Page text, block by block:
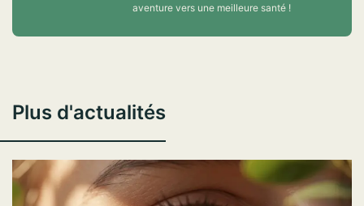
aventure vers une meilleure santé !
Plus d'actualités